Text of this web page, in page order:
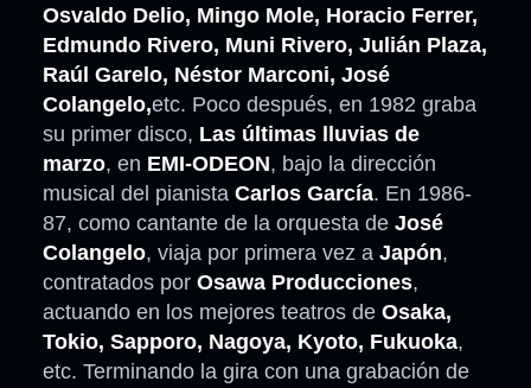
Osvaldo Delio, Mingo Mole, Horacio Ferrer,
Edmundo Rivero, Muni Rivero, Julián Plaza,
Raúl Garelo, Néstor Marconi, José
Colangelo,etc. Poco después, en 1982 graba
su primer disco, Las últimas lluvias de
marzo, en EMI-ODEON, bajo la dirección
musical del pianista Carlos García. En 1986-
87, como cantante de la orquesta de José
Colangelo, viaja por primera vez a Japón,
contratados por Osawa Producciones,
actuando en los mejores teatros de Osaka,
Tokio, Sapporo, Nagoya, Kyoto, Fukuoka,
etc. Terminando la gira con una grabación de